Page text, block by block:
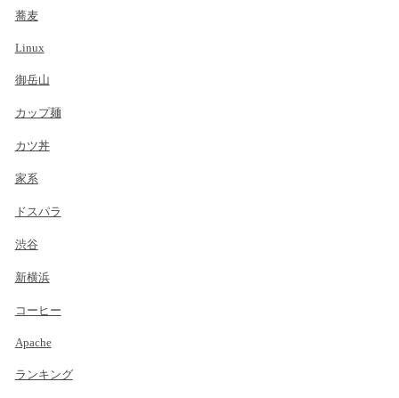
蕎麦
Linux
御岳山
カップ麺
カツ丼
家系
ドスパラ
渋谷
新横浜
コーヒー
Apache
ランキング